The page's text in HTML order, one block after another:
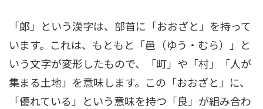
「郎」という漢字は、部首に「おおざと」を持って
います。これは、もともと「邑（ゆう・むら）」と
いう文字が変形したもので、「町」や「村」「人が
集まる土地」を意味します。この「おおざと」に、
「優れている」という意味を持つ「良」が組み合わ